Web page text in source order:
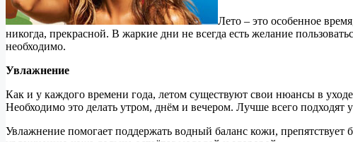
Лето – это особенное
никогда, прекрасной. В жаркие дни не всегда есть желание
необходимо.
Увлажнение
Как и у каждого времени года, летом существуют свои нюансы в
Необходимо это делать утром, днём и вечером. Лучше всего
Увлажнение помогает поддержать водный баланс кожи,